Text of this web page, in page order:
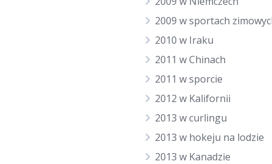
2009 w sportach
2010 w Iraku
2011 w Chinach
2011 w sporcie
2012 w Kalifornii
2013 w curlingu
2013 w hokeju na lodzie
2013 w Kanadzie